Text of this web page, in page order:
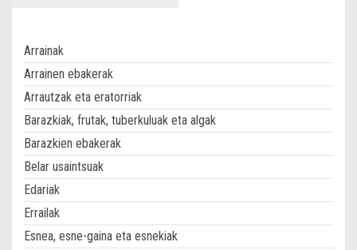
Arrainak
Arrainen ebakerak
Arrautzak eta eratorriak
Barazkiak, frutak, tuberkuluak eta algak
Barazkien ebakerak
Belar usaintsuak
Edariak
Errailak
Esnea, esne-gaina eta esnekiak